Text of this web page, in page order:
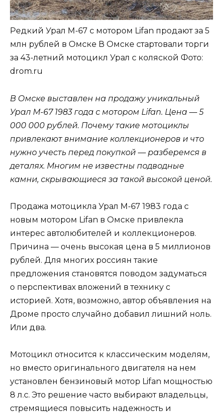
Редкий Урал М-67 с мотором Lifan продают за 5
млн рублей в Омске В Омске стартовали торги
за 43-летний мотоцикл Урал с коляской Фото:
drom.ru
В Омске выставлен на продажу уникальный
Урал М-67 1983 года с мотором Lifan. Цена — 5
000 000 рублей. Почему такие мотоциклы
привлекают внимание коллекционеров и что
нужно учесть перед покупкой — разберемся в
деталях. Многим не известны подводные
камни, скрывающиеся за такой высокой ценой.
Продажа мотоцикла Урал М-67 1983 года с
новым мотором Lifan в Омске привлекла
интерес автолюбителей и коллекционеров.
Причина — очень высокая цена в 5 миллионов
рублей. Для многих россиян такие
предложения становятся поводом задуматься
о перспективах вложений в технику с
историей. Хотя, возможно, автор объявления на
Дроме просто случайно добавил лишний ноль.
Или два.
Мотоцикл относится к классическим моделям,
но вместо оригинального двигателя на нем
установлен бензиновый мотор Lifan мощностью
8 л.с. Это решение часто выбирают владельцы,
стремящиеся повысить надежность и